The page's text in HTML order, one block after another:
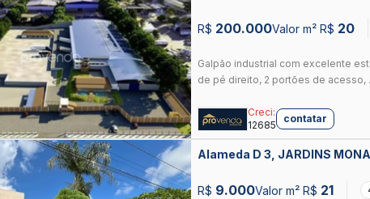
R$ 200.000Valor m² R$ 20
Galpão industrial com excelente
de pé direito, 2 portões de acesso,
Creci:
12685
contatar
Alameda D 3, JARDINS
R$ 9.000Valor m² R$ 21